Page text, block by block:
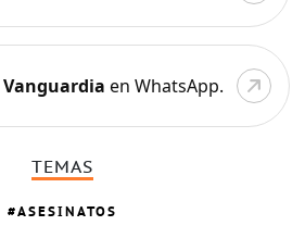
Vanguardia en WhatsApp.
TEMAS
ASESINATOS